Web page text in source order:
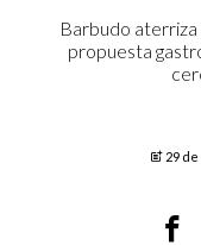
Barbudo aterriza
propuesta
29